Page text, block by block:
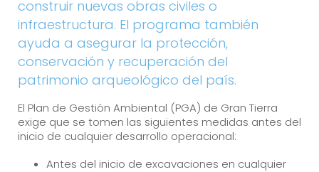
construir nuevas obras civiles o
infraestructura. El programa también
ayuda a asegurar la protección,
conservación y recuperación del
patrimonio arqueológico del país.
El Plan de Gestión Ambiental (PGA) de Gran Tierra
exige que se tomen las siguientes medidas antes del
inicio de cualquier desarrollo operacional:
Antes del inicio de excavaciones en cualquier